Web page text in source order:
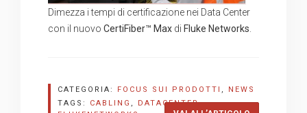
Dimezza i tempi di certificazione nei Data Center
con il nuovo CertiFiber™ Max di Fluke Networks
CATEGORIA: FOCUS SUI PRODOTTI
NEWS
TAGS: CABLING DATACENTER,